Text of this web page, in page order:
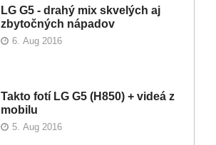
LG G5 - drahý mix skvelých aj
zbytočných nápadov
6. Aug 2016
Takto fotí LG G5 (H850) + videá z
mobilu
5. Aug 2016